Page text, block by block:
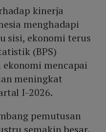
kinerja
menghadapi
sisi, ekonomi terus
(BPS)
mencapai
meningkat
I-2026.
pemutusan